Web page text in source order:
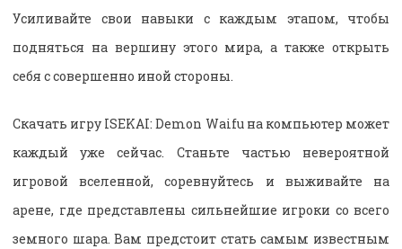
Усиливайте свои навыки с каждым этапом, чтобы
подняться на вершину этого мира, а также открыть
себя с совершенно иной стороны.
Скачать игру ISEKAI: Demon Waifu на компьютер может
каждый уже сейчас. Станьте частью невероятной
игровой вселенной, соревнуйтесь и выживайте на
арене, где представлены сильнейшие игроки со всего
земного шара. Вам предстоит стать самым известным